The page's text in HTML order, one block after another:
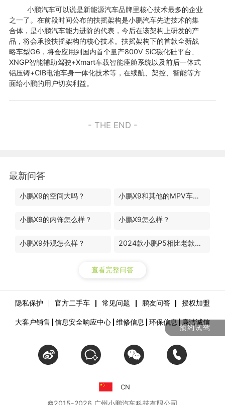
预约试驾
小鹏汽车可以说是新能源汽车品牌里核心技术最多的企业
之一了。在前段时间公布的扶摇架构是小鹏汽车先进技术的集
合体，是小鹏汽车能力进阶的代表，今后在该架构上研发的产
品，将会承接扶摇架构的核心技术。扶摇架构下的首款全新战
略车型G6，将会应用到国内首个量产800V SiC碳化硅平台、
XNGP智能辅助驾驶+Xmart车载智能座舱系统以及前后一体式
铝压铸+CIB电池车身一体化技术等，在续航、架控、智能等方
面给小鹏的用户切实利益。
- THE END -
最新问答
小鹏X9的空间大吗？ 小鹏X9和其他的MPV车型有什么区别？
小鹏X9的内饰怎么样？ 小鹏X9怎么样？
小鹏X9外观怎么样？ 2024款小鹏P5相比老款升级了哪些地方？
查看完整问答
隐私保护 官方二手车 常见问题 鹏友问答 授权加盟
大客户销售 信息安全响应中心 维修信息 环保信息 廉洁诚信
CN
©2015-2026 广州小鹏汽车科技有限公司